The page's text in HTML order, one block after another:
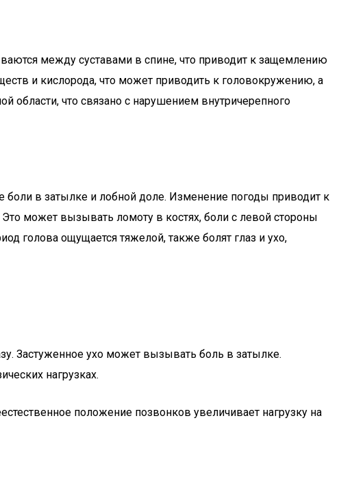
между суставами в спине, что приводит к защемлению
и кислорода, что может приводить к головокружению, а
области, что связано с нарушением внутричерепного
боли в затылке и лобной доле. Изменение погоды приводит к
может вызывать ломоту в костях, боли с левой стороны
голова ощущается тяжелой, также болят глаз и ухо,
Застуженное ухо может вызывать боль в затылке.
нагрузках.
положение позвонков увеличивает нагрузку на